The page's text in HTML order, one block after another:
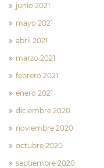
junio 2021
mayo 2021
abril 2021
marzo 2021
febrero 2021
enero 2021
diciembre 2020
noviembre 2020
octubre 2020
septiembre 2020